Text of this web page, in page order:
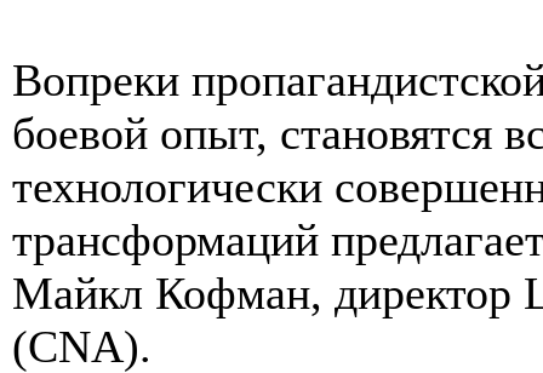
Вопреки
боевой опыт, становятся
технологически
трансформаций
Майкл Кофман, директор
(CNA).